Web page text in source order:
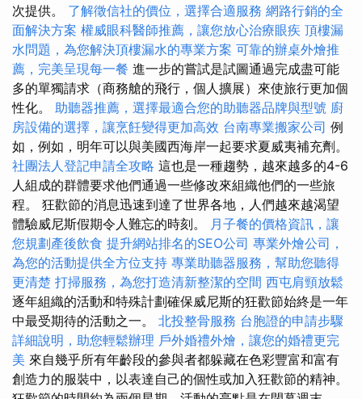
次提供。 了解徵信社的價位，選擇合適服務 網路行銷的全
面解決方案 權威眼科醫師推薦，讓您放心治療眼疾 頂樓漏
水問題，為您解決頂樓漏水的專業方案 可靠的辦桌外燴推
薦，完美呈現每一餐 進一步的嘗試是試圖通過完成盡可能
多的單獨請求（商務艙的飛行，個人擴展）來使旅行更加個
性化。 助聽器推薦，選擇最適合您的助聽器品牌與型號 廚
房設備的選擇，讓烹飪變得更加高效 台南專業搬家公司 例
如，例如，明年可以與美國西海岸一起要求夏威夷補充劑。
社團法人登記申請全攻略 這也是一種趨勢，越來越多的4-6
人組成的群體要求他們通過一些修改來組織他們的一些旅
程。 狂歡節的消息迅速到達了世界各地，人們越來越渴望
體驗威尼斯假期令人難忘的時刻。 月子餐的價格資訊，讓
您規劃產後飲食 提升網站排名的SEO公司 專業外燴公司，
為您的活動提供全方位支持 專業助聽器服務，幫助您聽得
更清楚 打掃服務，為您打造清新整潔的空間 西屯肩頸放鬆
逐年組織的活動和特殊計劃確保威尼斯的狂歡節始終是一年
中最受期待的活動之一。 北投整骨服務 台胞證的申請步驟
詳細說明，助您輕鬆辦理 戶外婚禮外燴，讓您的婚禮更完
美 來自幾乎所有年齡段的參與者都躲藏在色彩豐富和富有
創造力的服裝中，以表達自己的個性或加入狂歡節的精神。